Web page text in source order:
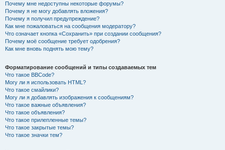
Почему мне недоступны некоторые форумы?
Почему я не могу добавлять вложения?
Почему я получил предупреждение?
Как мне пожаловаться на сообщения модератору?
Что означает кнопка «Сохранить» при создании сообщения?
Почему моё сообщение требует одобрения?
Как мне вновь поднять мою тему?
Форматирование сообщений и типы создаваемых тем
Что такое BBCode?
Могу ли я использовать HTML?
Что такое смайлики?
Могу ли я добавлять изображения к сообщениям?
Что такое важные объявления?
Что такое объявления?
Что такое прилепленные темы?
Что такое закрытые темы?
Что такое значки тем?